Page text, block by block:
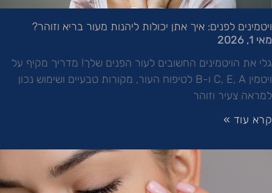
ויטמינים לפנים: איך אתן יכולות ליהנות מעור בריא וזוהר?
מאי 1, 2026
גלי את הויטמינים החשובים לעור הפנים שלך! מדריך מקיף על
ויטמין C, E, A ו-B לטיפוח העור, מקורות טבעיים ושימוש נכון
למראה צעיר וזוהר
קרא עוד »